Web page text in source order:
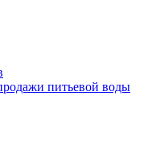
питьевой воды